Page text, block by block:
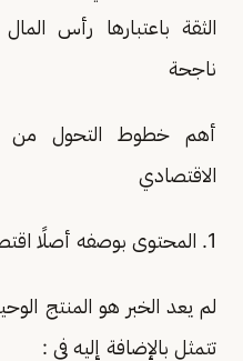
الثقة باعتبارها رأس
ناجحة
أهم خطوط التحول من
الاقتصادي
1. المحتوى بوصفه أصلًا اقتصاديًا
لم يعد الخبر هو المنتج
تتمثل بالإضافة إليه في :